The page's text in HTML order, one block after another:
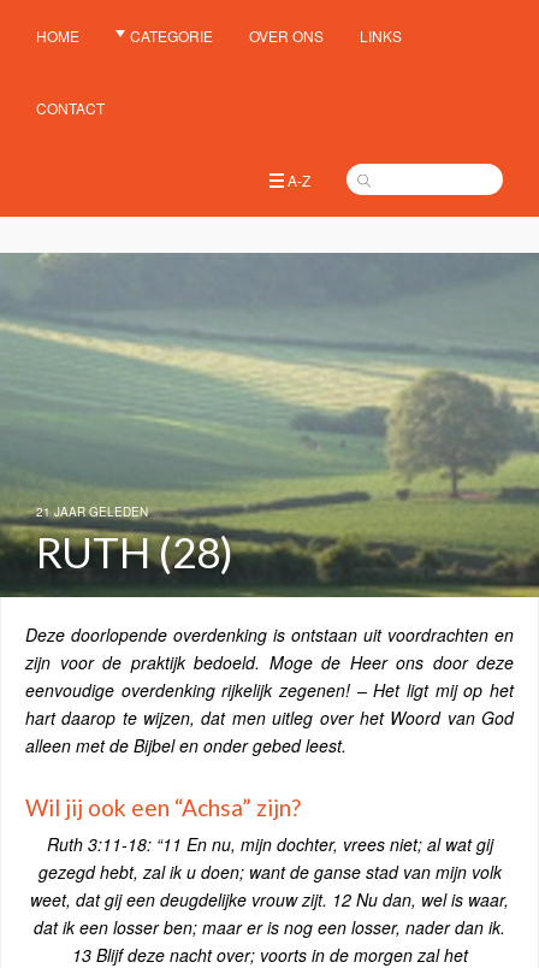
HOME CATEGORIE OVER ONS LINKS
CONTACT
A-Z
21 JAAR GELEDEN
RUTH (28)
Deze doorlopende overdenking is ontstaan uit voordrachten en
zijn voor de praktijk bedoeld. Moge de Heer ons door deze
eenvoudige overdenking rijkelijk zegenen! – Het ligt mij op het
hart daarop te wijzen, dat men uitleg over het Woord van God
alleen met de Bijbel en onder gebed leest.
Wil jij ook een “Achsa” zijn?
Ruth 3:11-18: “11 En nu, mijn dochter, vrees niet; al wat gij
gezegd hebt, zal ik u doen; want de ganse stad van mijn volk
weet, dat gij een deugdelijke vrouw zijt. 12 Nu dan, wel is waar,
dat ik een losser ben; maar er is nog een losser, nader dan ik.
13 Blijf deze nacht over; voorts in de morgen zal het